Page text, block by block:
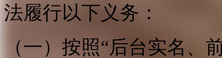
法履行以下义务：
（一）按照“后台实名、